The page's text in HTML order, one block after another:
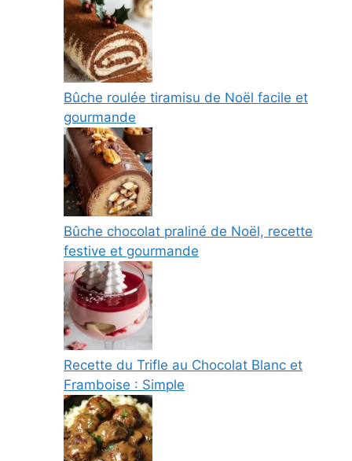
Bûche roulée tiramisu de Noël facile et
gourmande
Bûche chocolat praliné de Noël, recette
festive et gourmande
Recette du Trifle au Chocolat Blanc et
Framboise : Simple